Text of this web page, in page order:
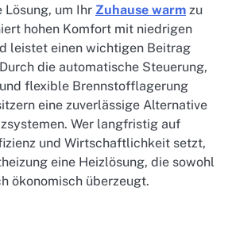
um Ihr Zuhause warm zu
hohen Komfort mit niedrigen
leistet einen wichtigen Beitrag
die automatische Steuerung,
flexible Brennstofflagerung
eine zuverlässige Alternative
Wer langfristig auf
und Wirtschaftlichkeit setzt,
eine Heizlösung, die sowohl
ökonomisch überzeugt.